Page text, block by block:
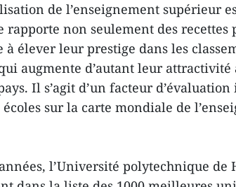
de l’enseignement supérieur
non seulement des recettes
à élever leur prestige dans les
augmente d’autant leur attractivité
Il s’agit d’un facteur
sur la carte mondiale de
l’Université polytechnique de